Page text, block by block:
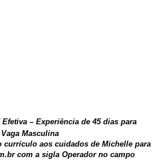
– Experiência de 45 dias para
Masculina
currículo aos cuidados de Michelle para
com a sigla Operador no campo